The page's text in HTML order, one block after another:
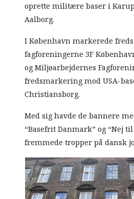
oprette militære baser i
Aalborg.
I København markerede
fagforeningerne 3F
og Miljøarbejdernes
fredsmarkering mod USA-
Christiansborg.
Med sig havde de bannere
“Basefrit Danmark” og “Nej
fremmede tropper på dansk